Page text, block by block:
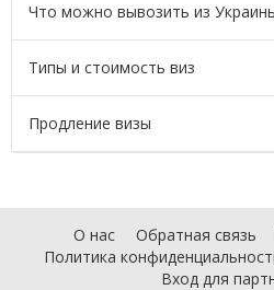
Что можно вывозить из
Типы и стоимость виз
Продление визы
О нас Обратная связь
Политика
Вход для